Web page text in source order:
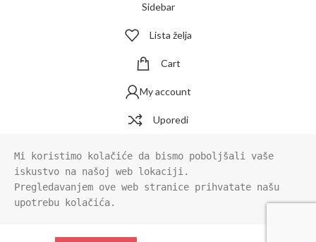
Sidebar
Lista želja
Cart
My account
Uporedi
Mi koristimo kolačiće da bismo poboljšali vaše
iskustvo na našoj web lokaciji.
Pregledavanjem ove web stranice prihvatate našu
upotrebu kolačića.